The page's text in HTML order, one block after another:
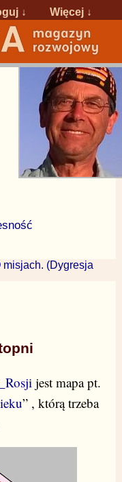
↓
Więcej ↓
misjach. (Dygresja
jest mapa pt.
” , którą trzeba